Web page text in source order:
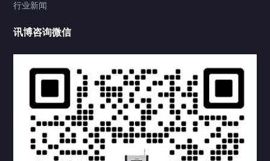
行业新闻
讯博咨询微信